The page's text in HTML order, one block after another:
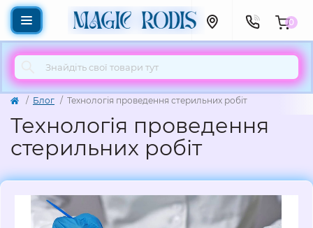
0
Блог Технологія проведення стерильних робіт
Технологія проведення
стерильних робіт